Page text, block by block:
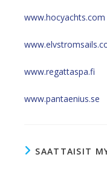
www.hocyachts.com
www.regattaspa.fi
www.pantaenius.se
SAATTAISIT